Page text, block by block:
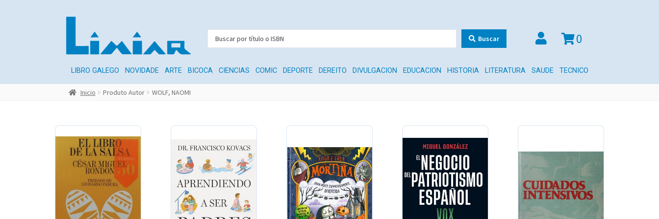
Buscar 0
LIBRO GALEGO NOVIDADE ARTE BICOCA CIENCIAS COMIC DEPORTE DEREITO DIVULGACION EDUCACION HISTORIA LITERATURA SAUDE TECNICO
Inicio Produto Autor WOLF, NAOMI